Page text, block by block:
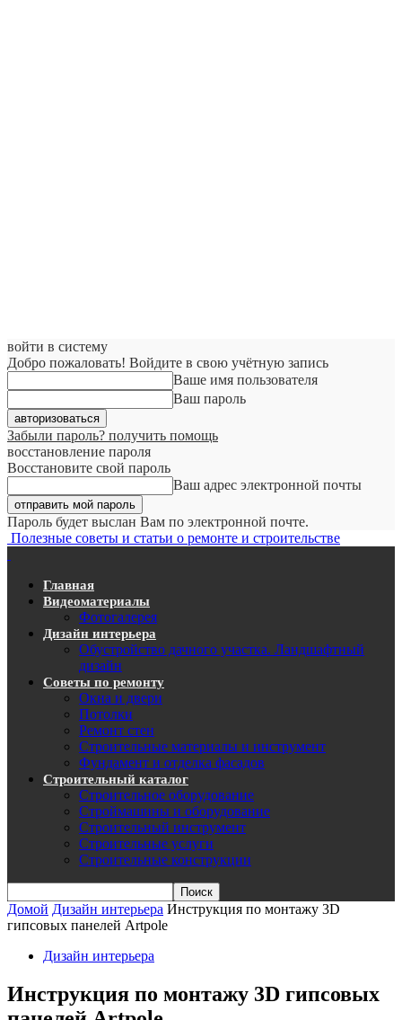
войти в систему
Добро пожаловать! Войдите в свою учётную запись
Ваше имя пользователя
Ваш пароль
Забыли пароль? получить помощь
восстановление пароля
Восстановите свой пароль
Ваш адрес электронной почты
Пароль будет выслан Вам по электронной почте.
Полезные советы и статьи о ремонте и строительстве
Главная
Видеоматериалы
Фотогалерея
Дизайн интерьера
Обустройство дачного участка. Ландшафтный
дизайн
Советы по ремонту
Окна и двери
Потолки
Ремонт стен
Строительные материалы и инструмент
Фундамент и отделка фасадов
Строительный каталог
Строительное оборудование
Строймашины и оборудование
Строительный инструмент
Строительные услуги
Строительные конструкции
Домой Дизайн интерьера Инструкция по монтажу 3D
гипсовых панелей Artpole
Дизайн интерьера
Инструкция по монтажу 3D гипсовых